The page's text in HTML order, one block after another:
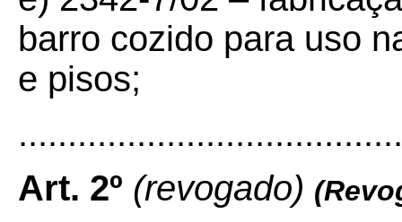
barro cozido para uso
e pisos;
Art. 2º (revogado)